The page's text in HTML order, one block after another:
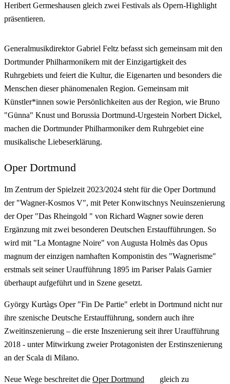
Heribert Germeshausen gleich zwei Festivals als Opern-Highlight
präsentieren.
Generalmusikdirektor Gabriel Feltz befasst sich gemeinsam mit den
Dortmunder Philharmonikern mit der Einzigartigkeit des
Ruhrgebiets und feiert die Kultur, die Eigenarten und besonders die
Menschen dieser phänomenalen Region. Gemeinsam mit
Künstler*innen sowie Persönlichkeiten aus der Region, wie Bruno
"Günna" Knust und Borussia Dortmund-Urgestein Norbert Dickel,
machen die Dortmunder Philharmoniker dem Ruhrgebiet eine
musikalische Liebeserklärung.
Oper Dortmund
Im Zentrum der Spielzeit 2023/2024 steht für die Oper Dortmund
der "Wagner-Kosmos V", mit Peter Konwitschnys Neuinszenierung
der Oper "Das Rheingold " von Richard Wagner sowie deren
Ergänzung mit zwei besonderen Deutschen Erstaufführungen. So
wird mit "La Montagne Noire" von Augusta Holmès das Opus
magnum der einzigen namhaften Komponistin des "Wagnerisme"
erstmals seit seiner Uraufführung 1895 im Pariser Palais Garnier
überhaupt aufgeführt und in Szene gesetzt.
György Kurtàgs Oper "Fin De Partie" erlebt in Dortmund nicht nur
ihre szenische Deutsche Erstaufführung, sondern auch ihre
Zweitinszenierung – die erste Inszenierung seit ihrer Uraufführung
2018 - unter Mitwirkung zweier Protagonisten der Erstinszenierung
an der Scala di Milano.
Neue Wege beschreitet die Oper Dortmund
gleich zu